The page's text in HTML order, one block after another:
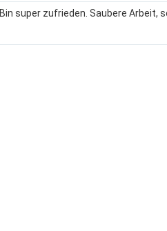
Bin super zufrieden. Saubere Arbeit,